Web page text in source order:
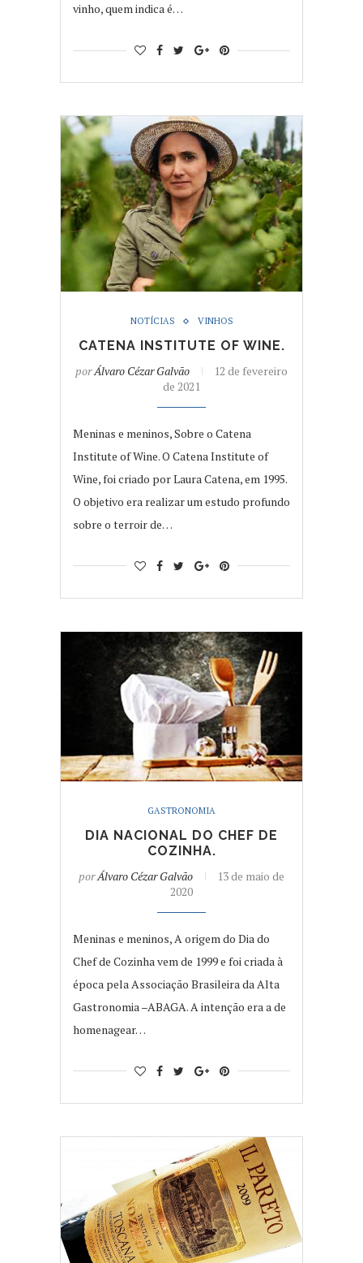
vinho, quem indica é…
NOTÍCIAS VINHOS
CATENA INSTITUTE OF WINE.
porÁlvaro Cézar Galvão
12 de fevereiro
de 2021
Meninas e meninos, Sobre o Catena
Institute of Wine. O Catena Institute of
Wine, foi criado por Laura Catena, em 1995.
O objetivo era realizar um estudo profundo
sobre o terroir de…
GASTRONOMIA
DIA NACIONAL DO CHEF DE
COZINHA.
porÁlvaro Cézar Galvão
13 de maio de
2020
Meninas e meninos, A origem do Dia do
Chef de Cozinha vem de 1999 e foi criada à
época pela Associação Brasileira da Alta
Gastronomia –ABAGA. A intenção era a de
homenagear…